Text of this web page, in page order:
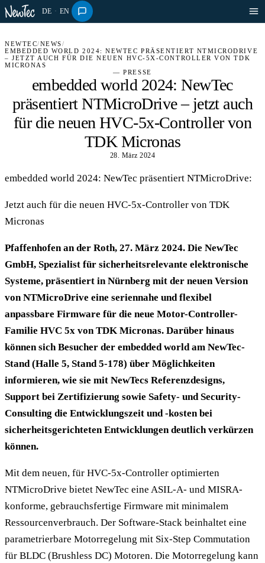
DE · EN
NEWTEC/NEWS/
EMBEDDED WORLD 2024: NEWTEC PRÄSENTIERT NTMICRODRIVE
– JETZT AUCH FÜR DIE NEUEN HVC-5X-CONTROLLER VON TDK
MICRONAS
— PRESSE
embedded world 2024: NewTec
präsentiert NTMicroDrive – jetzt auch
für die neuen HVC-5x-Controller von
TDK Micronas
28. März 2024
embedded world 2024: NewTec präsentiert NTMicroDrive:
Jetzt auch für die neuen HVC-5x-Controller von TDK
Micronas
Pfaffenhofen an der Roth, 27. März 2024. Die NewTec
GmbH, Spezialist für sicherheitsrelevante elektronische
Systeme, präsentiert in Nürnberg mit der neuen Version
von NTMicroDrive eine seriennahe und flexibel
anpassbare Firmware für die neue Motor-Controller-
Familie HVC 5x von TDK Micronas. Darüber hinaus
können sich Besucher der embedded world am NewTec-
Stand (Halle 5, Stand 5-178) über Möglichkeiten
informieren, wie sie mit NewTecs Referenzdesigns,
Support bei Zertifizierung sowie Safety- und Security-
Consulting die Entwicklungszeit und -kosten bei
sicherheitsgerichteten Entwicklungen deutlich verkürzen
können.
Mit dem neuen, für HVC-5x-Controller optimierten
NTMicroDrive bietet NewTec eine ASIL-A- und MISRA-
konforme, gebrauchsfertige Firmware mit minimalem
Ressourcenverbrauch. Der Software-Stack beinhaltet eine
parametrierbare Motorregelung mit Six-Step Commutation
für BLDC (Brushless DC) Motoren. Die Motorregelung kann